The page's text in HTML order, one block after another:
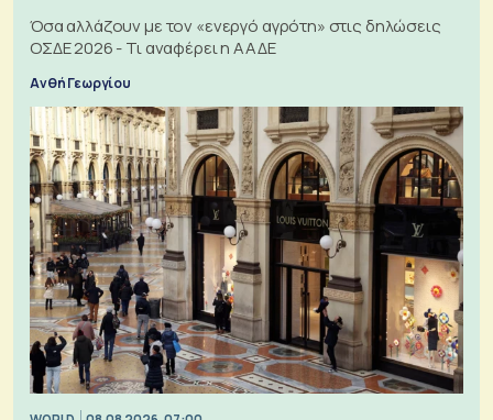
Όσα αλλάζουν με τον «ενεργό αγρότη» στις δηλώσεις
ΟΣΔΕ 2026 - Τι αναφέρει η ΑΑΔΕ
Ανθή Γεωργίου